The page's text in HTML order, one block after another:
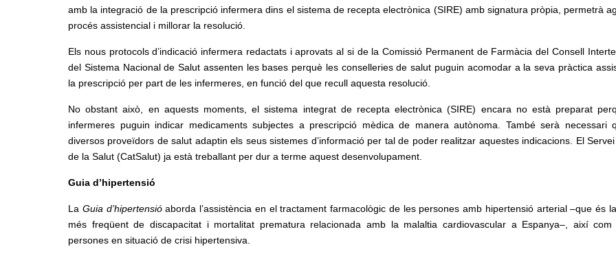
amb la integració de la prescripció infermera dins el sistema de recepta electrònica (SIRE) amb signatura pròpia, permetrà
procés assistencial i millorar la resolució.
Els nous protocols d’indicació infermera redactats i aprovats al si de la Comissió Permanent de Farmàcia del Consell
del Sistema Nacional de Salut assenten les bases perquè les conselleries de salut puguin acomodar a la seva pràctica
la prescripció per part de les infermeres, en funció del que recull aquesta resolució.
No obstant això, en aquests moments, el sistema integrat de recepta electrònica (SIRE) encara no està preparat
infermeres puguin indicar medicaments subjectes a prescripció mèdica de manera autònoma. També serà necessari
diversos proveïdors de salut adaptin els seus sistemes d’informació per tal de poder realitzar aquestes indicacions. El
de la Salut (CatSalut) ja està treballant per dur a terme aquest desenvolupament.
Guia d’hipertensió
La Guia d’hipertensióaborda l’assistència en el tractament farmacològic de les persones amb hipertensió arterial –que és
més freqüent de discapacitat i mortalitat prematura relacionada amb la malaltia cardiovascular a Espanya–, així
persones en situació de crisi hipertensiva.